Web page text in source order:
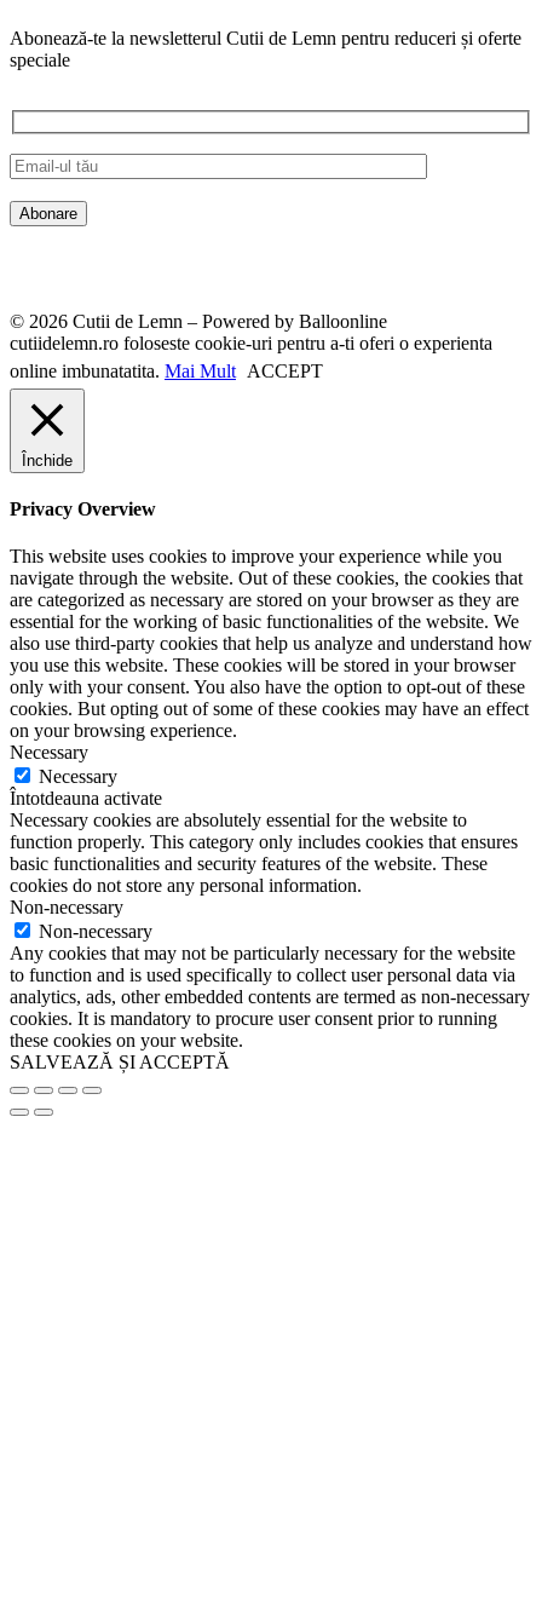
Abonează-te la newsletterul Cutii de Lemn pentru reduceri și oferte
speciale
© 2026 Cutii de Lemn – Powered by Balloonline
cutiidelemn.ro foloseste cookie-uri pentru a-ti oferi o experienta
online imbunatatita. Mai Mult ACCEPT
Închide
Privacy Overview
This website uses cookies to improve your experience while you
navigate through the website. Out of these cookies, the cookies that
are categorized as necessary are stored on your browser as they are
essential for the working of basic functionalities of the website. We
also use third-party cookies that help us analyze and understand how
you use this website. These cookies will be stored in your browser
only with your consent. You also have the option to opt-out of these
cookies. But opting out of some of these cookies may have an effect
on your browsing experience.
Necessary
Necessary
Întotdeauna activate
Necessary cookies are absolutely essential for the website to
function properly. This category only includes cookies that ensures
basic functionalities and security features of the website. These
cookies do not store any personal information.
Non-necessary
Non-necessary
Any cookies that may not be particularly necessary for the website
to function and is used specifically to collect user personal data via
analytics, ads, other embedded contents are termed as non-necessary
cookies. It is mandatory to procure user consent prior to running
these cookies on your website.
SALVEAZĂ ȘI ACCEPTĂ